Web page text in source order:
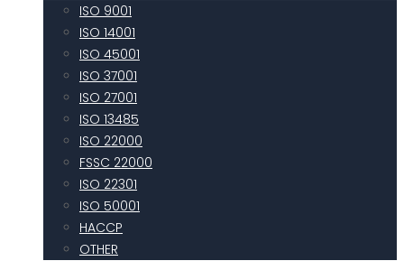
ISO 9001
ISO 14001
ISO 45001
ISO 37001
ISO 27001
ISO 13485
ISO 22000
FSSC 22000
ISO 22301
ISO 50001
HACCP
OTHER